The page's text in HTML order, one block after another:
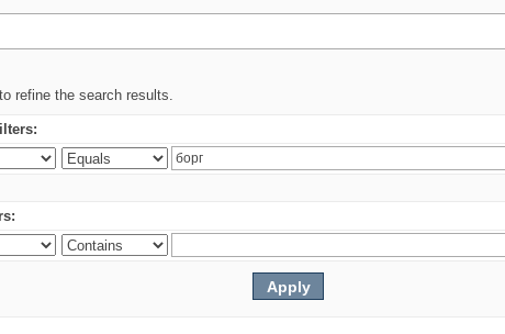
refine the search results.